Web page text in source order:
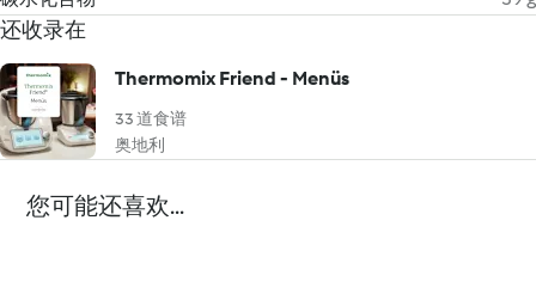
还收录在
Thermomix Friend - Menüs
33 道食谱
奥地利
您可能还喜欢...